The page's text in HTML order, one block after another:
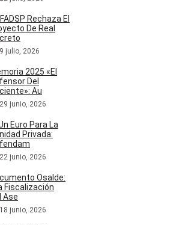
Rechaza El
De Real
9 julio, 2026
2025 «El
Del
Au
29 junio, 2026
Euro Para La
Privada:
22 junio, 2026
Osalde:
Fiscalización
Ase
18 junio, 2026